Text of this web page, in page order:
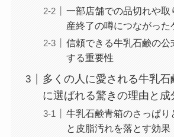
一部店舗での品切れや取
産終了の噂につながった
信頼できる牛乳石鹸の公
する重要性
多くの人に愛される牛乳石
に選ばれる驚きの理由と成
牛乳石鹸青箱のさっぱり
と皮脂汚れを落とす効果